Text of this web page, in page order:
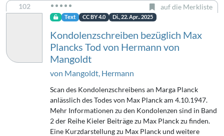
102 auf die Merkliste
Text CC BY 4.0 Di., 22. Apr.. 2025
Kondolenzschreiben bezüglich Max
Plancks Tod von Hermann von
Mangoldt
von Mangoldt, Hermann
Scan des Kondolenzschreibens an Marga Planck
anlässlich des Todes von Max Planck am 4.10.1947.
Mehr Informationen zu den Kondolenzen sind in Band
2 der Reihe Kieler Beiträge zu Max Planck zu finden.
Eine Kurzdarstellung zu Max Planck und weitere